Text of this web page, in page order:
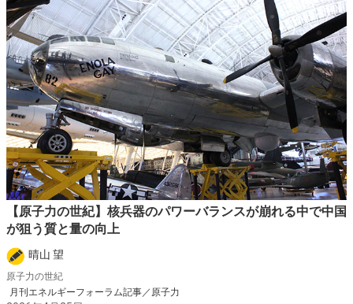
【原子力の世紀】核兵器のパワーバランスが崩れる中で中国
が狙う質と量の向上
晴山 望
原子力の世紀
月刊エネルギーフォーラム記事／原子力